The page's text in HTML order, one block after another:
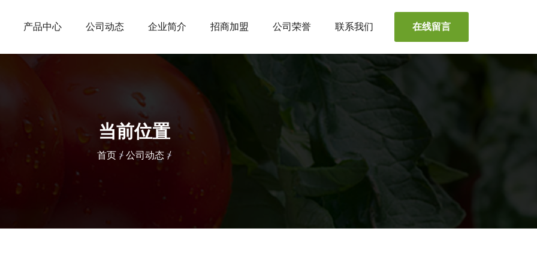
产品中心 公司动态 企业简介 招商加盟 公司荣誉 联系我们 在线留言
当前位置
首页 > 公司动态 >